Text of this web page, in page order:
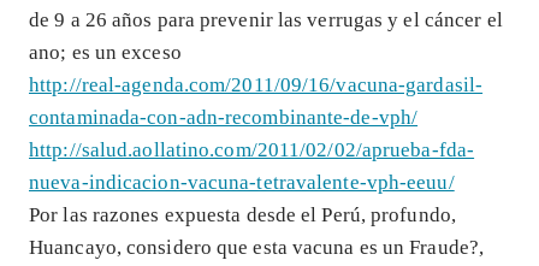
de 9 a 26 años para prevenir las verrugas y el cáncer el
ano; es un exceso
http://real-agenda.com/2011/09/16/vacuna-gardasil-
contaminada-con-adn-recombinante-de-vph/
http://salud.aollatino.com/2011/02/02/aprueba-fda-
nueva-indicacion-vacuna-tetravalente-vph-eeuu/
Por las razones expuesta desde el Perú, profundo,
Huancayo, considero que esta vacuna es un Fraude?,